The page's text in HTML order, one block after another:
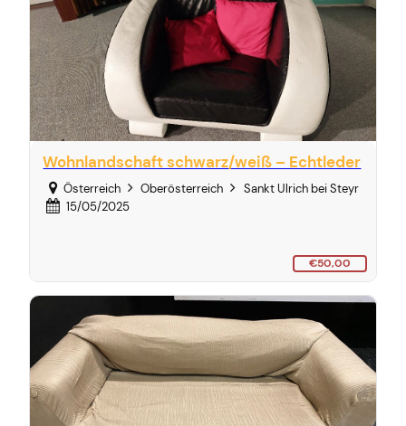
Wohnlandschaft schwarz/weiß – Echtleder
Österreich Oberösterreich
Sankt Ulrich bei Steyr
15/05/2025
€50,00